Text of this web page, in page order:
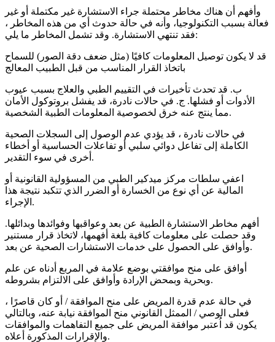
وأفهم أن هناك مخاطر محتملة جراء الاستشارة غير مكتملة أو غير
فعالة بسبب التكنولوجيا، وأنه في حالة حدوث أي من هذه المخاطر ،
فقد تنتهي الاستشارة. وقد تشمل المخاطر ما يلي:
قد لا يكون توصيل المعلومات كافيًا (مثل ضعف دقة الصور) للسماح
باتخاذ القرار المناسب من قبل الطبيب المعالج
ب. قد تحدث تأخيرات في التقييم الطبي والعلاج بسبب عيوب
الأدوات أو فشلها. ج. في حالات نادرة، قد يفشل بروتوكول الأمان
مما ينتج عنه خرق لخصوصية المعلومات الطبية الشخصية.
في حالات نادرة ، قد يؤدي عدم الوصول إلى السجلات الصحية
الكاملة إلى تفاعل دوائي سلبي أو تفاعلات الحساسية أو أخطاء
أخرى في سوء التقدير.
اعفي سلطات مركز ميدكير الطبي من المسؤولية القانونية أو
المالية عن أي نوع من الخسارة أو الضرر الذي تتكبد نتيجة هذا
الإجراء.
أفهم مخاطر الاستشارة الطبية عن بعد وعواقبها وفوائدها وبدائلها.
وقد حصلت على معلومات كافية بلغة أفهمها، لاتخاذ قرار مستنير
وأوافق على الحصول على خدمات الاستشارات الصحية عن بعد.
أوافق على منح موافقتي بوضع علامة في المربع أدناه عن علم
وبحرية وبمحض الإرادة وأوافق على الالتزام بشروطه.
في حالة عدم قدرة المريض على منح الموافقة / أو كان قاصرًا ،
فعلى الوصي / الممثل القانوني منح الموافقة نيابة عنه، وبالتالي
يكون قد اُعتبر موافقة المريض على جميع التفاهمات والموافقات
والإقرارات المذكورة أعلاه.